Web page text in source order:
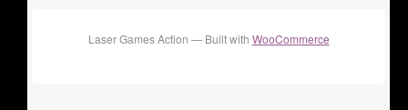
Laser Games Action — Built with WooCommerce